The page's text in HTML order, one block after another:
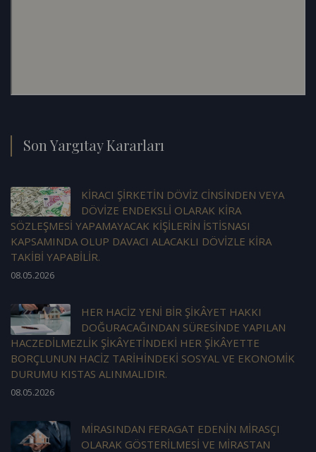
Son Yargıtay Kararları
KİRACI ŞİRKETİN DÖVİZ CİNSİNDEN VEYA
DÖVİZE ENDEKSLİ OLARAK KİRA
SÖZLEŞMESİ YAPAMAYACAK KİŞİLERİN İSTİSNASI
KAPSAMINDA OLUP DAVACI ALACAKLI DÖVİZLE KİRA
TAKİBİ YAPABİLİR.
08.05.2026
HER HACİZ YENİ BİR ŞİKÂYET HAKKI
DOĞURACAĞINDAN SÜRESİNDE YAPILAN
HACZEDİLMEZLİK ŞİKÂYETİNDEKİ HER ŞİKÂYETTE
BORÇLUNUN HACİZ TARİHİNDEKİ SOSYAL VE EKONOMİK
DURUMU KISTAS ALINMALIDIR.
08.05.2026
MİRASINDAN FERAGAT EDENİN MİRASÇI
OLARAK GÖSTERİLMESİ VE MİRASTAN